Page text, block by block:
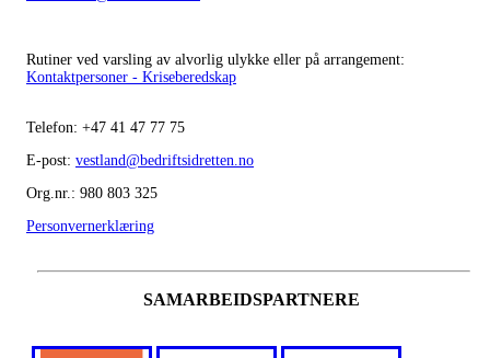
Rutiner ved varsling av alvorlig ulykke eller på arrangement:
Kontaktpersoner - Kriseberedskap
Telefon: +47 41 47 77 75
E-post: vestland@bedriftsidretten.no
Org.nr.: 980 803 325
Personvernerklæring
SAMARBEIDSPARTNERE